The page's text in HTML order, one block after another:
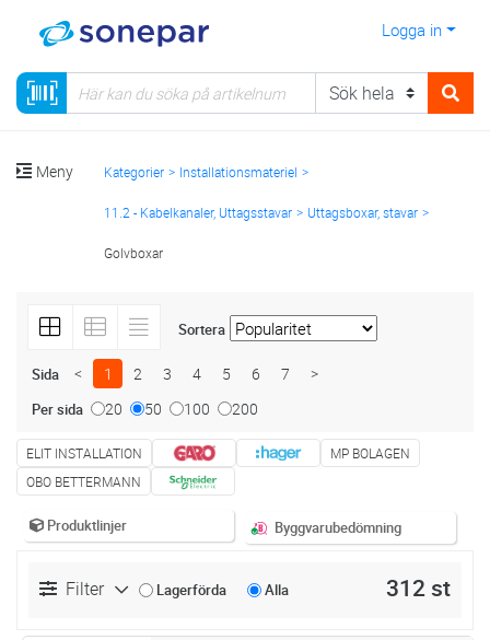
Logga in
Meny Kategorier Installationsmateriel
11.2 - Kabelkanaler, Uttagsstavar Uttagsboxar, stavar
Golvboxar
Sortera
Sida < 1 2 3 4 5 6 7 >
Per sida 20 50 100 200
ELIT INSTALLATION
MP BOLAGEN
OBO BETTERMANN
Produktlinjer Byggvarubedömning
Filter Lagerförda Alla 312 st